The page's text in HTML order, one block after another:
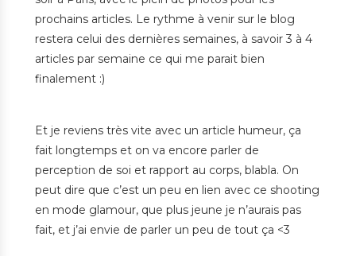
prochains articles. Le rythme à venir sur le blog
restera celui des dernières semaines, à savoir 3 à 4
articles par semaine ce qui me parait bien
finalement :)
Et je reviens très vite avec un article humeur, ça
fait longtemps et on va encore parler de
perception de soi et rapport au corps, blabla. On
peut dire que c’est un peu en lien avec ce shooting
en mode glamour, que plus jeune je n’aurais pas
fait, et j’ai envie de parler un peu de tout ça <3